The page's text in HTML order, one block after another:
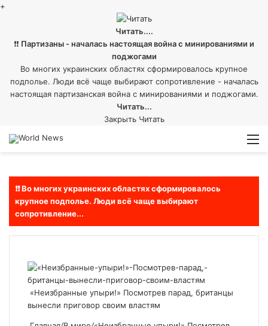
+
Читать....
❗❗ Партизаны - началась настоящая война с минированиями и
поджогами
Во многих украинских областях сформировалось крупное
подполье. Люди всё чаще выбирают сопротивление - началась
настоящая партизанская война с минированиями и поджогами.
Читать...
Закрыть Читать
Switch
❗❗ Во многих украинских областях сформировалось
крупное подполье. Люди всё чаще выбирают
сопротивление...
«Неизбранные упыри!» Посмотрев парад, британцы
вынесли приговор своим властям